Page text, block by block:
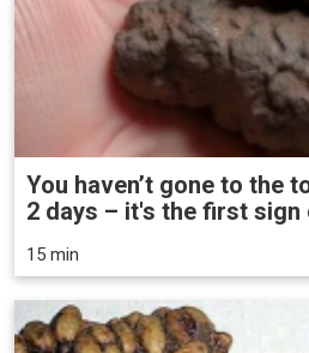
You haven’t gone to the
2 days – it's the first sign
15 min